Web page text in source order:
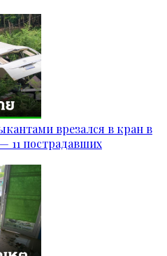
врезался в кран в
11 пострадавших